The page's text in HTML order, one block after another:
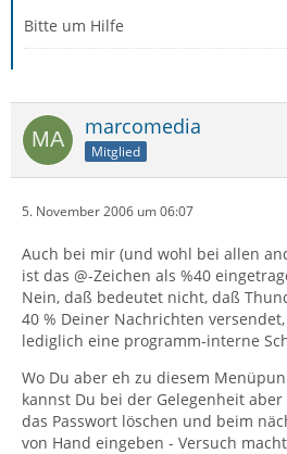
Bitte um Hilfe
marcomedia
Mitglied
5. November 2006 um 06:07
Auch bei mir (und wohl bei allen
ist das @-Zeichen als %40
Nein, daß bedeutet nicht, daß
40 % Deiner Nachrichten
lediglich eine programm-interne
Wo Du aber eh zu diesem
kannst Du bei der Gelegenheit
das Passwort löschen und beim
von Hand eingeben - Versuch